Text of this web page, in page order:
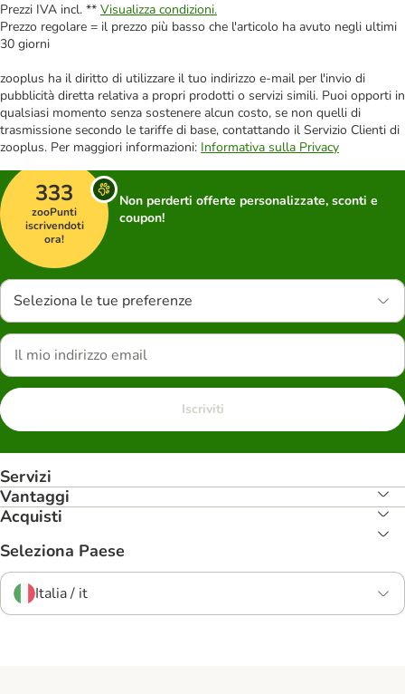
Prezzi IVA incl. ** Visualizza condizioni.
Prezzo regolare = il prezzo più basso che l'articolo ha avuto negli ultimi
30 giorni
zooplus ha il diritto di utilizzare il tuo indirizzo e-mail per l'invio di
pubblicità diretta relativa a propri prodotti o servizi simili. Puoi opporti in
qualsiasi momento senza sostenere alcun costo, se non quelli di
trasmissione secondo le tariffe di base, contattando il Servizio Clienti di
zooplus. Per maggiori informazioni: Informativa sulla Privacy
333
zooPunti
iscrivendoti
ora!
Non perderti offerte personalizzate, sconti e
coupon!
Seleziona le tue preferenze
Iscriviti
Servizi
Vantaggi
Acquisti
Seleziona Paese
Italia / it